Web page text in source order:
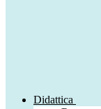
Didattica